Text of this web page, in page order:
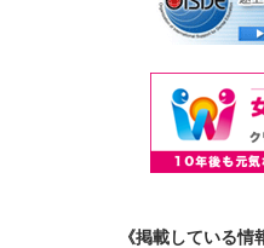
《掲載している情